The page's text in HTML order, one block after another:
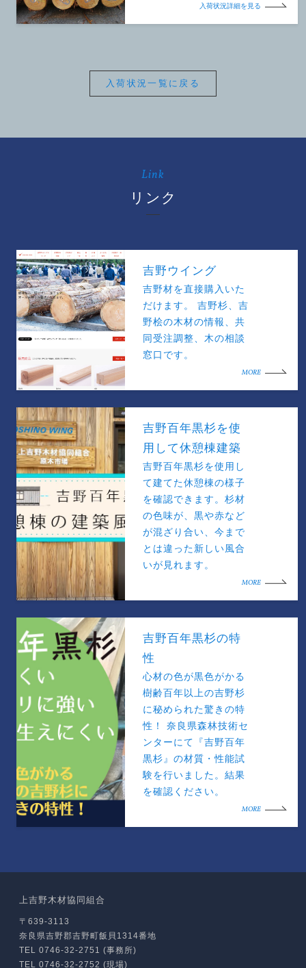
入荷状況詳細を見る
入荷状況一覧に戻る
Link
リンク
吉野ウイング
吉野材を直接購入いた
だけます。 吉野杉、吉
野桧の木材の情報、共
同受注調整、木の相談
窓口です。
MORE
吉野百年黒杉を使
用して休憩棟建築
吉野百年黒杉を使用し
て建てた休憩棟の様子
を確認できます。杉材
の色味が、黒や赤など
が混ざり合い、今まで
とは違った新しい風合
いが見れます。
MORE
吉野百年黒杉の特
性
心材の色が黒色がかる
樹齢百年以上の吉野杉
に秘められた驚きの特
性！ 奈良県森林技術セ
ンターにて『吉野百年
黒杉』の材質・性能試
験を行いました。結果
を確認ください。
MORE
上吉野木材協同組合
〒639-3113
奈良県吉野郡吉野町飯貝1314番地
TEL 0746-32-2751 (事務所)
TEL 0746-32-2752 (現場)